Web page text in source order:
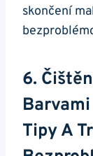
6.‍
Tipy A